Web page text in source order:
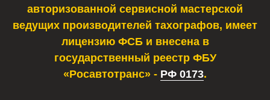
авторизованной сервисной мастерской
ведущих производителей тахографов, имеет
лицензию ФСБ и внесена в
государственный реестр ФБУ
«Росавтотранс» - РФ 0173.